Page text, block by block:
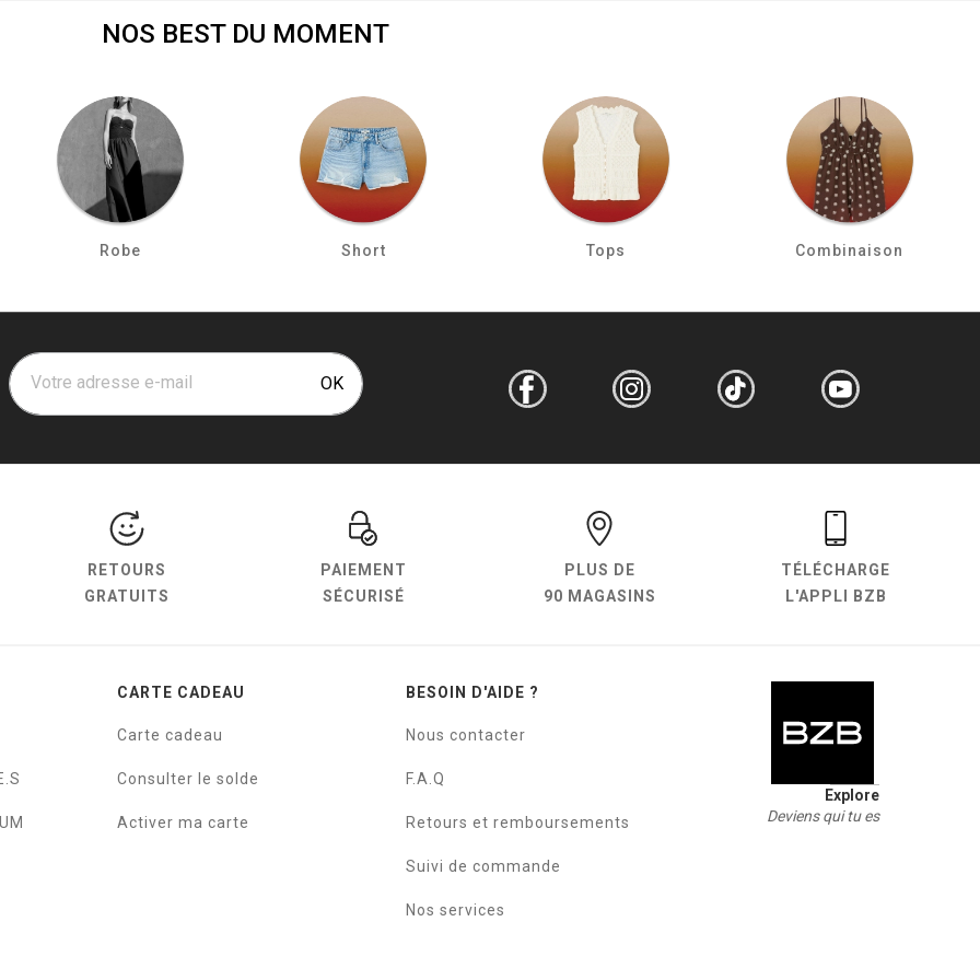
NOS BEST DU MOMENT
Robe Short Tops Combinaison
Votre adresse e-mail OK
RETOURS
GRATUITS
PAIEMENT
SÉCURISÉ
PLUS DE
90 MAGASINS
TÉLÉCHARGE
L'APPLI BZB
CARTE CADEAU
Carte cadeau
Consulter le solde
Activer ma carte
BESOIN D'AIDE ?
Nous contacter
F.A.Q
Retours et remboursements
Suivi de commande
Nos services
Explore
Deviens qui tu es